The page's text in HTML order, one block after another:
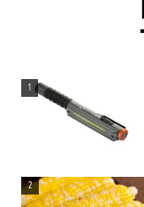
1
2